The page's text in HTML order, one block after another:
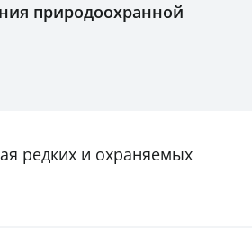
природоохранной
редких и охраняемых